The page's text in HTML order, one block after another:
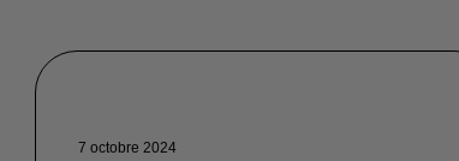
7 octobre 2024